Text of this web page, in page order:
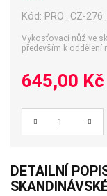
Kód: PRO_CZ-
Vykosťovací nůž ve
především k oddělení
645,00 Kč
Počet
DETAILNÍ